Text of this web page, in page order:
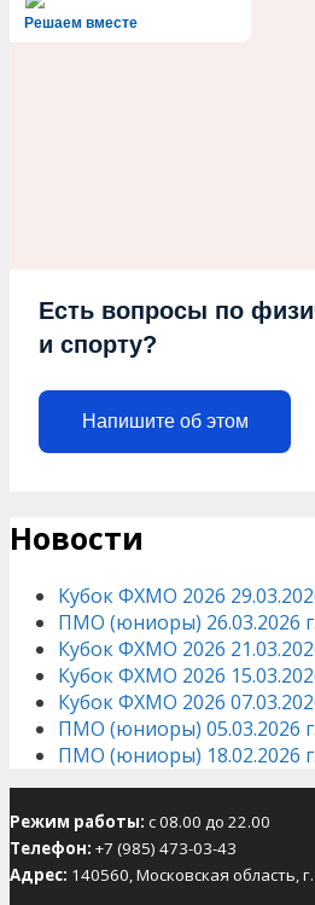
Решаем вместе
Есть вопросы по
и спорту?
Напишите об этом
Новости
Кубок ФХМО 2026
ПМО (юниоры) 26.03.2026 г.
Кубок ФХМО 2026
Кубок ФХМО 2026
Кубок ФХМО 2026
ПМО (юниоры) 05.03.2026 г.
ПМО (юниоры) 18.02.2026 г.
Режим работы: с 08.00 до 22.00
Телефон: +7 (985) 473-03-43
Адрес: 140560, Московская область,